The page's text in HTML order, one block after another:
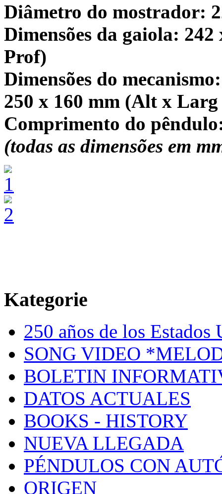
Diâmetro do mostrador:
Dimensões da gaiola:
Prof)
Dimensões do
250 x 160 mm (Alt x
Comprimento do
(todas as dimensões em
Kategorie
250 años de los
SONG VIDEO
BOLETIN
DATOS ACTUALES
BOOKS - HISTORY
NUEVA LLEGADA
PÉNDULOS CON
ORIGEN